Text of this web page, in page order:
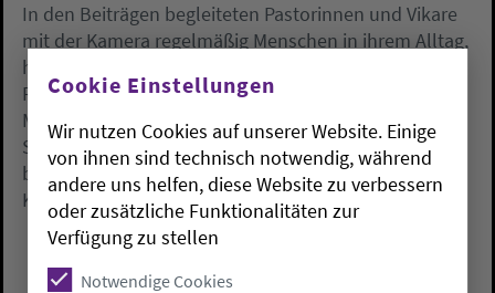
In den Beiträgen begleiteten Pastorinnen und Vikare
mit der Kamera regelmäßig Menschen in ihrem Alltag,
hieß es. Jeden zweiten Mittwoch gehe eine neue
Reportage online. In einem Video zeige etwa Pastor
Maximilian Baden aus Eschede bei Celle, wie ein
Schlachter ein Schwein tötet. In einem anderen Film
begleite Pastorin Anne Walter aus Hameln eine
Krankenschwester in der Notaufnahme.
Cookie Einstellungen
Wir nutzen Cookies auf unserer Website. Einige
von ihnen sind technisch notwendig, während
andere uns helfen, diese Website zu verbessern
oder zusätzliche Funktionalitäten zur
Verfügung zu stellen
Notwendige Cookies